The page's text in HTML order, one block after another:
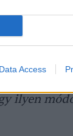
Data Access
Expón . A
ilyen